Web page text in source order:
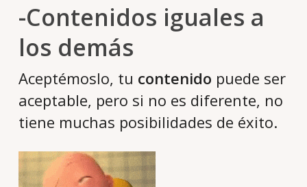
-Contenidos iguales a
los demás
Aceptémoslo, tu contenido puede ser
aceptable, pero si no es diferente, no
tiene muchas posibilidades de éxito.